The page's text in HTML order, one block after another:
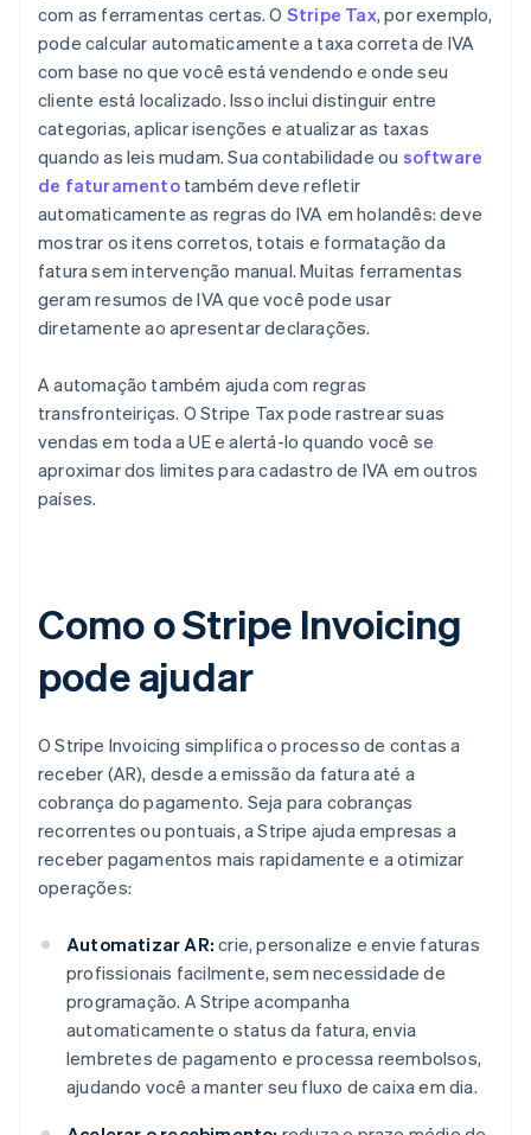
com as ferramentas certas. O Stripe Tax, por exemplo,
pode calcular automaticamente a taxa correta de IVA
com base no que você está vendendo e onde seu
cliente está localizado. Isso inclui distinguir entre
categorias, aplicar isenções e atualizar as taxas
quando as leis mudam. Sua contabilidade ou software
de faturamentotambém deve refletir
automaticamente as regras do IVA em holandês: deve
mostrar os itens corretos, totais e formatação da
fatura sem intervenção manual. Muitas ferramentas
geram resumos de IVA que você pode usar
diretamente ao apresentar declarações.
A automação também ajuda com regras
transfronteiriças. O Stripe Tax pode rastrear suas
vendas em toda a UE e alertá-lo quando você se
aproximar dos limites para cadastro de IVA em outros
países.
Como o Stripe Invoicing
pode ajudar
O Stripe Invoicing simplifica o processo de contas a
receber (AR), desde a emissão da fatura até a
cobrança do pagamento. Seja para cobranças
recorrentes ou pontuais, a Stripe ajuda empresas a
receber pagamentos mais rapidamente e a otimizar
operações:
Automatizar AR: crie, personalize e envie faturas
profissionais facilmente, sem necessidade de
programação. A Stripe acompanha
automaticamente o status da fatura, envia
lembretes de pagamento e processa reembolsos,
ajudando você a manter seu fluxo de caixa em dia.